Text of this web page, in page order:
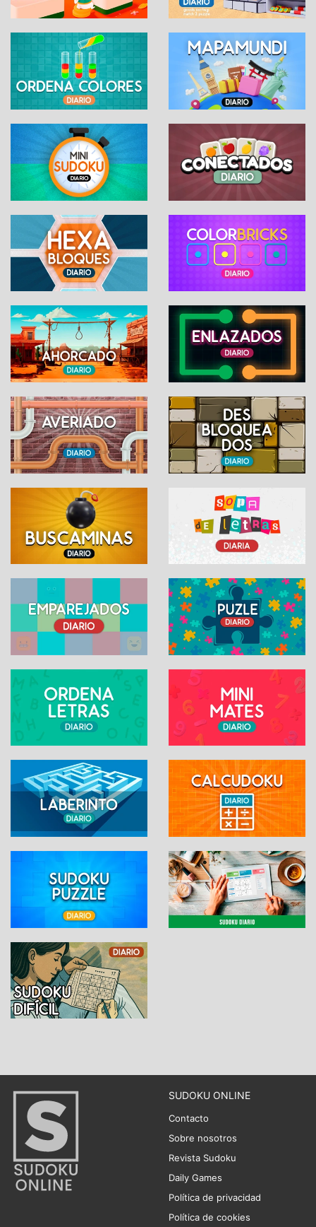
SUDOKU ONLINE
Contacto
Sobre nosotros
Revista Sudoku
Daily Games
Política de privacidad
Política de cookies